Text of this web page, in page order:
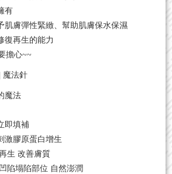
有
肌膚彈性緊緻、幫助肌膚保水保濕
復再生的能力
擔心~~
魔法針
魔法
即填補
激膠原蛋白增生
生 改善膚質
陷塌陷部位 自然澎潤